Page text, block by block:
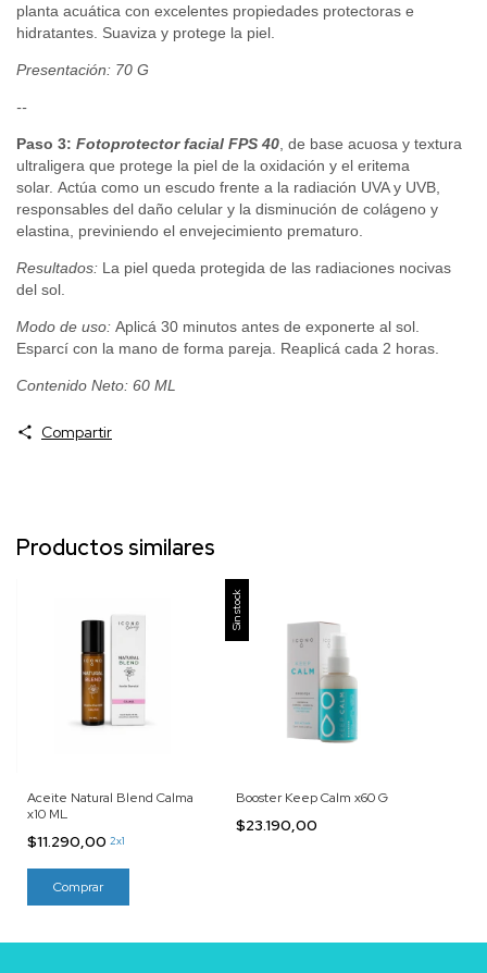
planta acuática con excelentes propiedades protectoras e
hidratantes. Suaviza y protege la piel.
Presentación: 70 G
--
Paso 3: Fotoprotector facial FPS 40 , de base acuosa y textura
ultraligera que protege la piel de la oxidación y el eritema
solar. Actúa como un escudo frente a la radiación UVA y UVB,
responsables del daño celular y la disminución de colágeno y
elastina, previniendo el envejecimiento prematuro.
Resultados: La piel queda protegida de las radiaciones nocivas
del sol.
Modo de uso: Aplicá 30 minutos antes de exponerte al sol.
Esparcí con la mano de forma pareja. Reaplicá cada 2 horas.
Contenido Neto: 60 ML
Compartir
Productos similares
Aceite Natural Blend Calma
x10 ML
$11.290,00 2x1
Sin stock
Booster Keep Calm x60 G
$23.190,00